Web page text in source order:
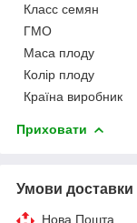
Класс семян
ГМО
Маса плоду
Колір плоду
Країна виробник
Приховати
Умови доставки
Нова Пошта